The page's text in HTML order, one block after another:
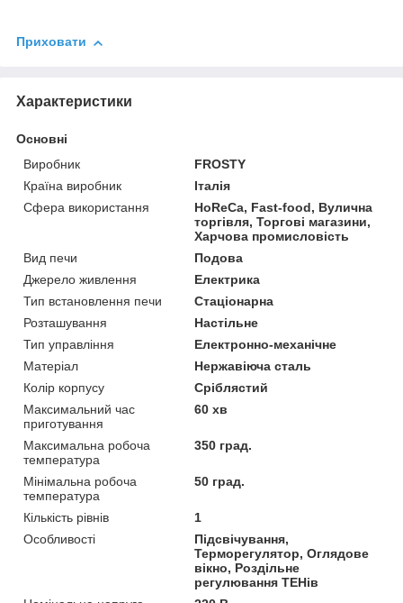
Приховати
Характеристики
Основні
Виробник
FROSTY
Країна виробник
Італія
Сфера використання
HoReCa, Fast-food, Вулична
торгівля, Торгові магазини,
Харчова промисловість
Вид печи
Подова
Джерело живлення
Електрика
Тип встановлення печи
Стаціонарна
Розташування
Настільне
Тип управління
Електронно-механічне
Матеріал
Нержавіюча сталь
Колір корпусу
Сріблястий
Максимальний час
приготування
60 хв
Максимальна робоча
температура
350 град.
Мінімальна робоча
температура
50 град.
Кількість рівнів
1
Особливості
Підсвічування,
Терморегулятор, Оглядове
вікно, Роздільне
регулювання ТЕНів